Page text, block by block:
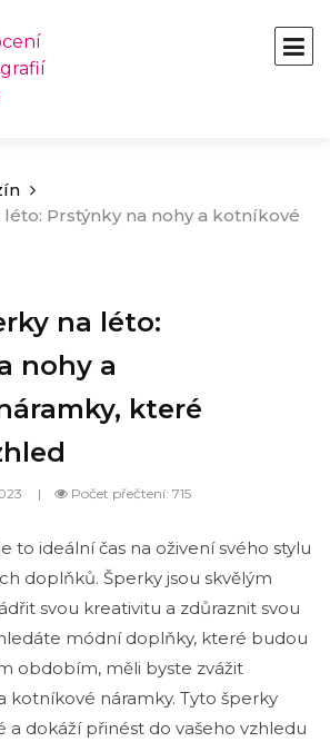
Prstýnky na nohy a kotníkové
na léto:
nohy a
které
Počet přečtení: 715
to ideální čas na oživení svého stylu
doplňků. Šperky jsou skvělým
svou kreativitu a zdůraznit svou
módní doplňky, které budou
obdobím, měli byste zvážit
kotníkové náramky. Tyto šperky
a dokáží přinést do vašeho vzhledu